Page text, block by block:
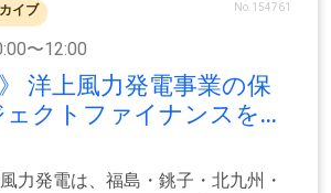
イブ No.154761
〜12:00
洋上風力発電事業の保
ェクトファイナンスを...
力発電は、福島・銚子・北九州・